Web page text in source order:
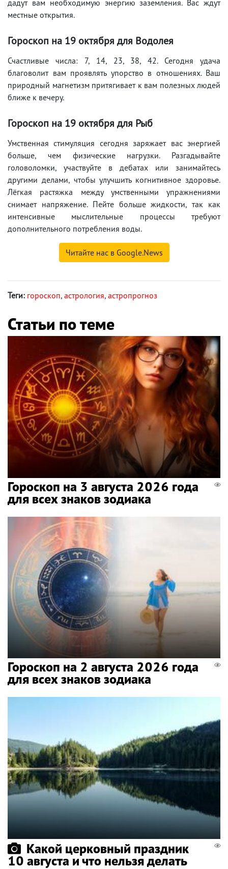
дадут вам необходимую энергию заземления. Вас ждут
местные открытия.
Гороскоп на 19 октября для Водолея
Счастливые числа: 7, 14, 23, 38, 42. Сегодня удача
благоволит вам проявлять упорство в отношениях. Ваш
природный магнетизм притягивает к вам полезных людей
ближе к вечеру.
Гороскоп на 19 октября для Рыб
Умственная стимуляция сегодня заряжает вас энергией
больше, чем физические нагрузки. Разгадывайте
головоломки, участвуйте в дебатах или занимайтесь
другими делами, чтобы улучшить когнитивное здоровье.
Лёгкая растяжка между умственными упражнениями
снимает напряжение. Пейте больше жидкости, так как
интенсивные мыслительные процессы требуют
дополнительного потребления воды.
Читайте нас в Google.News
Теги: гороскоп, астрология, астропрогноз
Статьи по теме
Гороскоп на 3 августа 2026 года
для всех знаков зодиака
Гороскоп на 2 августа 2026 года
для всех знаков зодиака
Какой церковный праздник
10 августа и что нельзя делать